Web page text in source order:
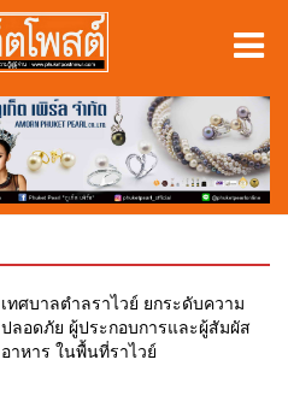
เทศบาลตำลราไวย์ ยกระดับความ
ปลอดภัย ผู้ประกอบการและผู้สัมผัส
อาหาร ในพื้นที่ราไวย์